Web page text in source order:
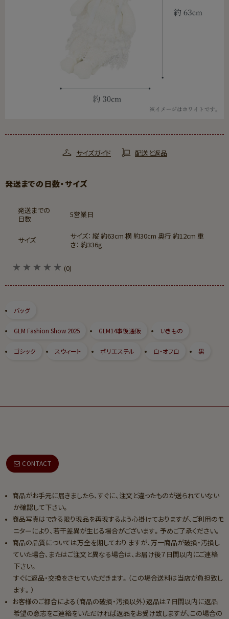
サイズガイド 配送と返品
発送までの日数・サイズ
発送までの
日数
5営業日
サイズ
サイズ： 縦 約63cm 横 約30cm 奥行 約12cm 重
さ： 約336g
(0)
バッグ
GLM Fashion Show 2025 GLM14事後通販 いきもの
ゴシック スウィート ポリエステル 白・オフ白 黒
CONTACT
商品がお手元に届きましたら、すぐに、注文と違ったものが送られていない
か確認して下さい。
商品写真はできる限り現品を再現するよう心掛けておりますが、ご利用のモ
ニターにより、若干差異が生じる場合がございます。予めご了承ください。
商品の品質については万全を期しており ますが、万一商品が破損・汚損し
ていた場合、またはご注文と異なる場合は、お届け後７日間以内にご連絡
下さい。
すぐに返品・交換をさせていただきます。（この場合送料は当店が負担致し
ます。）
お客様のご都合による（商品の破損・汚損以外）返品は７日間以内に返品
希望の意志をご連絡をいただければ返品をお受け致しますが、この場合の